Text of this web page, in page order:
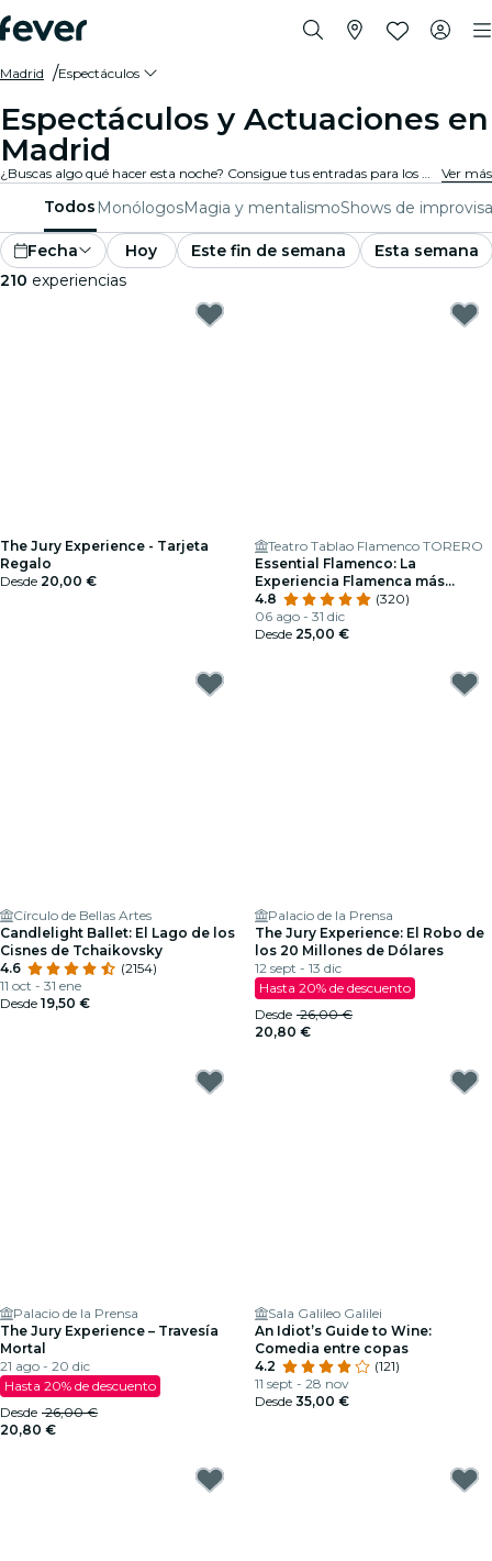
Madrid Espectáculos
Espectáculos y Actuaciones en
Madrid
¿Buscas algo qué hacer esta noche? Consigue tus entradas para los mejores espectáculos en directo en Madrid: teatro, shows de comedia, monólogos, magia, y mucho más. Ver más
Todos MonólogosMagia y mentalismoShows de
Fecha Hoy Este fin de semana
Esta semana
210 experiencias
The Jury Experience - Tarjeta
Regalo
Desde 20,00 €
Teatro Tablao Flamenco TORERO
Essential Flamenco: La
Experiencia Flamenca más
auténtica de Madrid
4.8
(320)
06 ago - 31 dic
Desde 25,00 €
Círculo de Bellas Artes
Candlelight Ballet: El Lago de los
Cisnes de Tchaikovsky
4.6
(2154)
11 oct - 31 ene
Desde 19,50 €
Palacio de la Prensa
The Jury Experience: El Robo de
los 20 Millones de Dólares
12 sept - 13 dic
Hasta 20% de descuento
Desde 26,00 €
20,80 €
Palacio de la Prensa
The Jury Experience – Travesía
Mortal
21 ago - 20 dic
Hasta 20% de descuento
Desde 26,00 €
20,80 €
Sala Galileo Galilei
An Idiot’s Guide to Wine:
Comedia entre copas
4.2
(121)
11 sept - 28 nov
Desde 35,00 €